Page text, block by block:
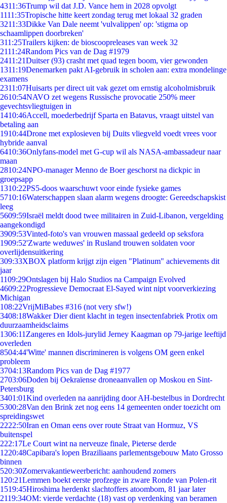
4311:36Trump wil dat J.D. Vance hem in 2028 opvolgt
1111:35Tropische hitte keert zondag terug met lokaal 32 graden
3211:33Dikke Van Dale neemt 'vulvalippen' op: 'stigma op
schaamlippen doorbreken'
311:25Trailers kijken: de bioscoopreleases van week 32
2111:24Random Pics van de Dag #1979
2411:21Duitser (93) crasht met quad tegen boom, vier gewonden
1311:19Denemarken pakt AI-gebruik in scholen aan: extra mondelinge
examens
2311:07Huisarts per direct uit vak gezet om ernstig alcoholmisbruik
2610:54NAVO zet wegens Russische provocatie 250% meer
gevechtsvliegtuigen in
1410:46Accell, moederbedrijf Sparta en Batavus, vraagt uitstel van
betaling aan
1910:44Drone met explosieven bij Duits vliegveld voedt vrees voor
hybride aanval
6410:36Onlyfans-model met G-cup wil als NASA-ambassadeur naar
maan
2810:24NPO-manager Menno de Boer geschorst na dickpic in
groepsapp
1310:22PS5-doos waarschuwt voor einde fysieke games
5710:16Waterschappen slaan alarm wegens droogte: Gereedschapskist
leeg
5609:59Israël meldt dood twee militairen in Zuid-Libanon, vergelding
aangekondigd
3909:53Vinted-foto's van vrouwen massaal gedeeld op seksfora
1909:52'Zwarte weduwes' in Rusland trouwen soldaten voor
overlijdensuitkering
309:33XBOX platform krijgt zijn eigen "Platinum" achievements dit
jaar
1109:29Ontslagen bij Halo Studios na Campaign Evolved
4609:22Progressieve Democraat El-Sayed wint nipt voorverkiezing
Michigan
108:22VrijMiBabes #316 (not very sfw!)
3408:18Wakker Dier dient klacht in tegen insectenfabriek Protix om
duurzaamheidsclaims
1306:11 Zangeres en Idols-jurylid Jerney Kaagman op 79-jarige leeftijd
overleden
8504:44'Witte' mannen discrimineren is volgens OM geen enkel
probleem
3704:13Random Pics van de Dag #1977
2703:06Doden bij Oekraïense droneaanvallen op Moskou en Sint-
Petersburg
3401:01Kind overleden na aanrijding door AH-bestelbus in Dordrecht
5300:28Van den Brink zet nog eens 14 gemeenten onder toezicht om
spreidingswet
2222:50Iran en Oman eens over route Straat van Hormuz, VS
buitenspel
222:17Le Court wint na nerveuze finale, Pieterse derde
1220:48Capibara's lopen Braziliaans parlementsgebouw Mato Grosso
binnen
520:30Zomervakantieweerbericht: aanhoudend zomers
1 20:21Lemmen boekt eerste profzege in zware Ronde van Polen-rit
1519:45Hiroshima herdenkt slachtoffers atoombom, 81 jaar later
2119:34OM: vierde verdachte (18) vast op verdenking van beramen